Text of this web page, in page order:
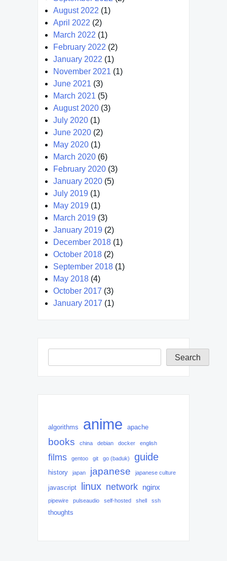
August 2022 (1)
April 2022 (2)
March 2022 (1)
February 2022 (2)
January 2022 (1)
November 2021 (1)
June 2021 (3)
March 2021 (5)
August 2020 (3)
July 2020 (1)
June 2020 (2)
May 2020 (1)
March 2020 (6)
February 2020 (3)
January 2020 (5)
July 2019 (1)
May 2019 (1)
March 2019 (3)
January 2019 (2)
December 2018 (1)
October 2018 (2)
September 2018 (1)
May 2018 (4)
October 2017 (3)
January 2017 (1)
Search
algorithms anime apache
books china debian docker english
films gentoo git go (baduk) guide
history japan japanese japanese culture
javascript linux network nginx
pipewire pulseaudio self-hosted shell ssh
thoughts